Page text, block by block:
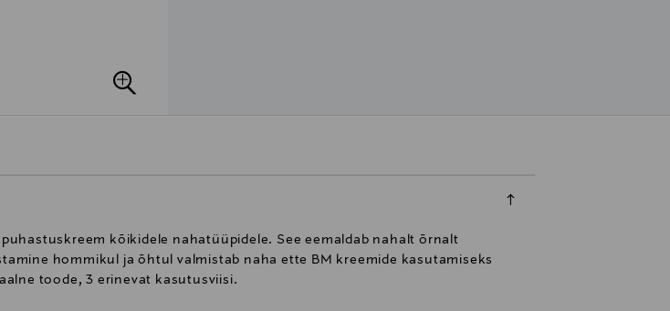
kõikidele nahatüüpidele. See eemaldab nahalt õrnalt
hommikul ja õhtul valmistab naha ette BM kreemide kasutamiseks
toode, 3 erinevat kasutusviisi.